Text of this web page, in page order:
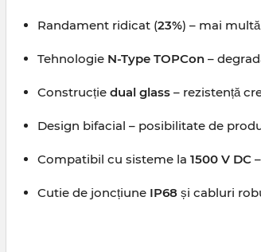
Randament ridicat (23%) – mai
Tehnologie N-Type TOPCon –
Construcție dual glass – rezistență
Design bifacial – posibilitate de
Compatibil cu sisteme la 1500 V DC
Cutie de joncțiune IP68 și cabluri